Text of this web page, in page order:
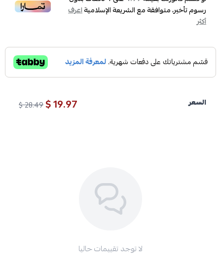
رسوم تأخير، متوافقة مع الشريعة الإسلاميةاعرف
أكثر
السعر 19.97 $
28.49 $
لا توجد تقييمات حاليا